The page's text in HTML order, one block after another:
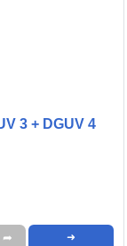
3 + DGUV 4
➦ ➜